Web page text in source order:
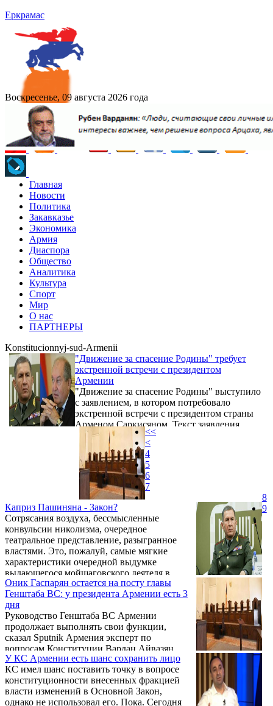
Еркрамас
Воскресенье, 09 августа 2026 года
Главная
Новости
Политика
Закавказье
Экономика
Армия
Диаспора
Общество
Аналитика
Культура
Спорт
Мир
О нас
ПАРТНЕРЫ
Konstitucionnyj-sud-Armenii
"Движение за спасение Родины" требует
экстренной встречи с президентом
Армении
"Движение за спасение Родины" выступило
с заявлением, в котором потребовало
экстренной встречи с президентом страны
Арменом Саркисяном. Текст заявления
выложен на странице оппозиционного
движения в Facebook.
Каприз Пашиняна - Закон?
Сотрясания воздуха, бессмысленные
конвульсии николизма, очередное
театральное представление, разыгранное
властями. Это, пожалуй, самые мягкие
характеристики очередной выдумке
выдающегося мойшаговского деятеля в
области конституционного права Вагна
Овакимяна. По авторитетной оценке
которого, "налицо основания для начала
процесса импичмента Армену Саркисяну
на основании грубого нарушения
Конституции".
Оник Гаспарян остается на посту главы
Генштаба ВС: у президента Армении есть 3
дня
Руководство Генштаба ВС Армении
продолжает выполнять свои функции,
сказал Sputnik Армения эксперт по
вопросам Конституции Вардан Айвазян.
У КС Армении есть шанс сохранить лицо
КС имел шанс поставить точку в вопросе
конституционности внесенных фракцией
власти изменений в Основной Закон,
однако не использовал его. Пока. Сегодня
<<
<
4
5
6
7
8
9